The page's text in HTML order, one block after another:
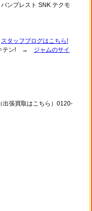
ンプレスト SNK テクモ
スタッフブログはこちら!
キテン! → ジャムのサイ
張買取はこちら）0120-